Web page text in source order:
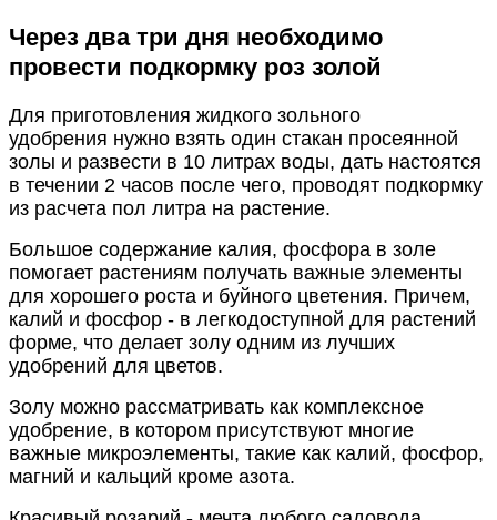
Через два три дня необходимо
провести подкормку роз золой
Для приготовления жидкого зольного
удобрения нужно взять один стакан просеянной
золы и развести в 10 литрах воды, дать настоятся
в течении 2 часов после чего, проводят подкормку
из расчета пол литра на растение.
Большое содержание калия, фосфора в золе
помогает растениям получать важные элементы
для хорошего роста и буйного цветения. Причем,
калий и фосфор - в легкодоступной для растений
форме, что делает золу одним из лучших
удобрений для цветов.
Золу можно рассматривать как комплексное
удобрение, в котором присутствуют многие
важные микроэлементы, такие как калий, фосфор,
магний и кальций кроме азота.